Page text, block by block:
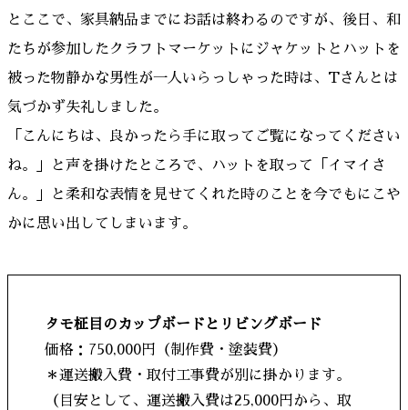
とここで、家具納品までにお話は終わるのですが、後日、和
たちが参加したクラフトマーケットにジャケットとハットを
被った物静かな男性が一人いらっしゃった時は、Tさんとは
気づかず失礼しました。
「こんにちは、良かったら手に取ってご覧になってください
ね。」と声を掛けたところで、ハットを取って「イマイさ
ん。」と柔和な表情を見せてくれた時のことを今でもにこや
かに思い出してしまいます。
タモ柾目のカップボードとリビングボード
価格：750,000円（制作費・塗装費）
＊運送搬入費・取付工事費が別に掛かります。
（目安として、運送搬入費は25,000円から、取